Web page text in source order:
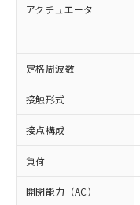
アクチュエータ
定格周波数
接触形式
接点構成
負荷
開閉能力（AC）